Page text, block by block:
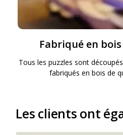
Fabriqué en
Tous les puzzles sont
fabriqués en bois de
Les clients ont